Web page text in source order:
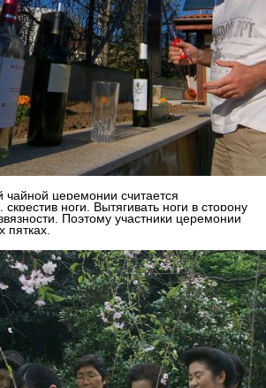
церемонии считается
ноги. Вытягивать ноги в сторону
Поэтому участники церемонии
пятках.